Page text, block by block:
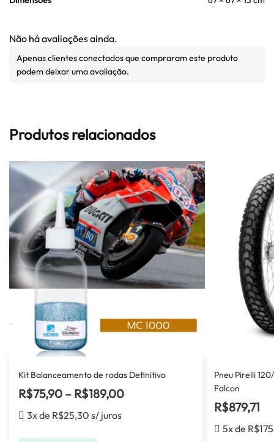
Não há avaliações ainda.
Apenas clientes conectados que compraram este produto
podem deixar uma avaliação.
Produtos relacionados
Kit Balanceamento de rodas Definitivo
R$75,90 – R$189,00
3x de R$25,30 s/ juros
Pneu Pirelli
Falcon
R$879,71
5x de R$